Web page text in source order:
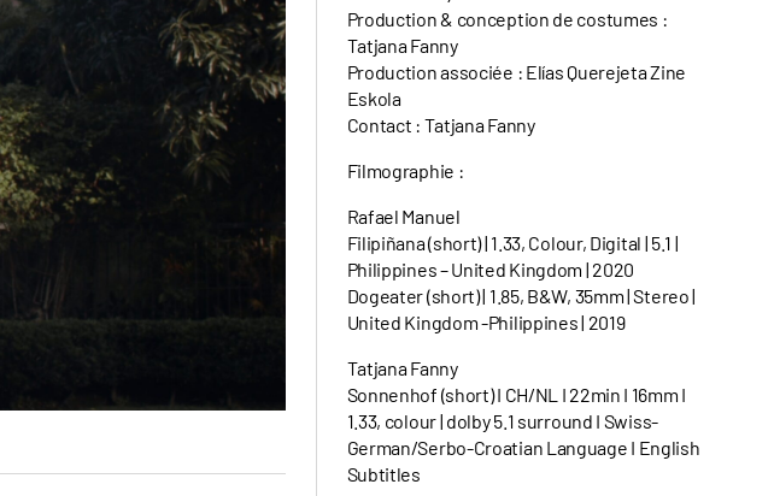
Production & conception de costumes :
Tatjana Fanny
Production associée : Elías Querejeta Zine
Eskola
Contact : Tatjana Fanny
Filmographie :
Rafael Manuel
Filipiñana (short) | 1.33, Colour, Digital | 5.1 |
Philippines – United Kingdom | 2020
Dogeater (short) | 1.85, B&W, 35mm | Stereo |
United Kingdom -Philippines | 2019
Tatjana Fanny
Sonnenhof (short) I CH/NL I 22min I 16mm I
1.33, colour | dolby 5.1 surround I Swiss-
German/Serbo-Croatian Language I English
Subtitles